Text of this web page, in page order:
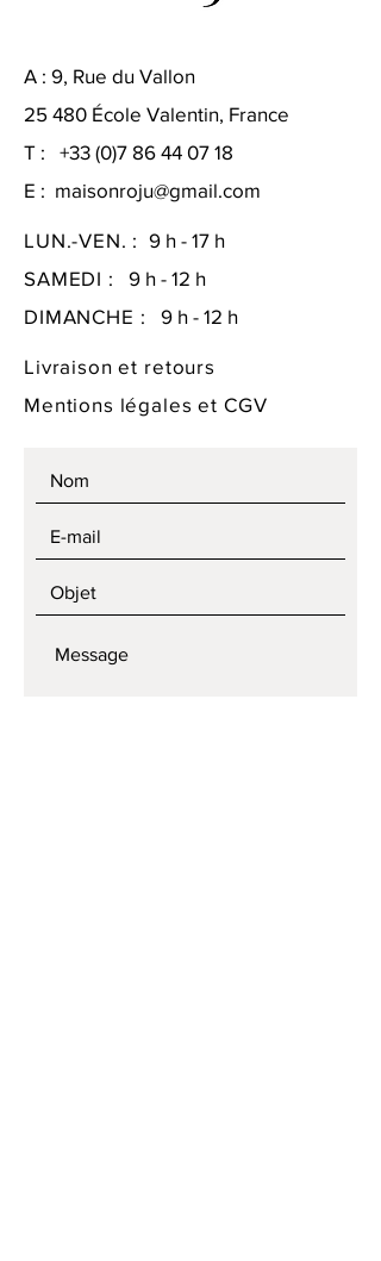
A : 9, Rue du Vallon
25 480 École Valentin, France
T : +33 (0)7 86 44 07 18
E : maisonroju@gmail.com
LUN.-VEN. : 9 h - 17 h
SAMEDI : 9 h - 12 h
DIMANCHE : 9 h - 12 h
Livraison et retours
Mentions légales et CGV